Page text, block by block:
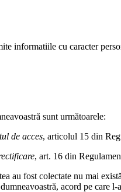
informatiile cu caracter
sunt următoarele:
de acces, articolul 15 din
, art. 16 din
au fost colectate nu mai
acord pe care